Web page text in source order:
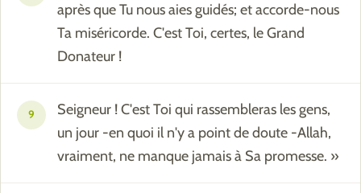
après que Tu nous aies guidés; et accorde-nous
Ta miséricorde. C'est Toi, certes, le Grand
Donateur !
9
Seigneur ! C'est Toi qui rassembleras les gens,
un jour -en quoi il n'y a point de doute -Allah,
vraiment, ne manque jamais à Sa promesse. »